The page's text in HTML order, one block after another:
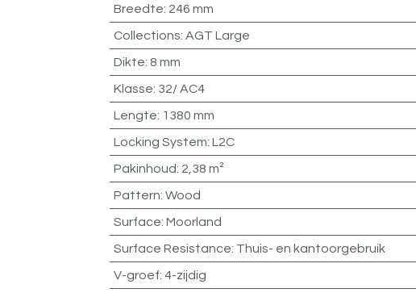
Breedte: 246 mm
Collections: AGT Large
Dikte: 8 mm
Klasse: 32/ AC4
Lengte: 1380 mm
Locking System: L2C
Pakinhoud: 2,38 m²
Pattern: Wood
Surface: Moorland
Surface Resistance: Thuis- en kantoorgebruik
V-groef: 4-zijdig